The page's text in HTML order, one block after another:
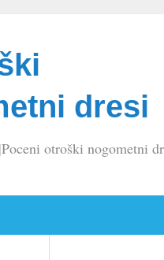
dresi
otroški nogometni